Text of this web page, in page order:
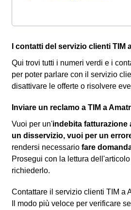
I contatti del servizio clienti TIM
Qui trovi tutti i numeri verdi e i
per poter parlare con il servizio
disattivare le offerte o risolvere
Inviare un reclamo a TIM a
Vuoi per un'indebita fatturazione
un disservizio, vuoi per un
rendersi necessario fare
Prosegui con la lettura
richiederlo.
Contattare il servizio clienti TIM a
Il modo più veloce per verificare